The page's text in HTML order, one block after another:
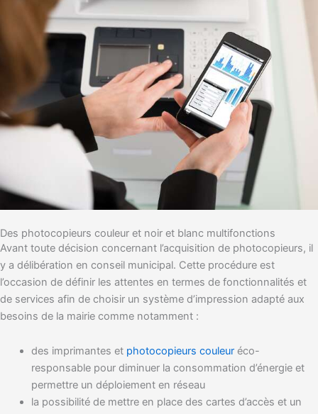
Des photocopieurs couleur et noir et blanc multifonctions
Avant toute décision concernant l’acquisition de photocopieurs, il
y a délibération en conseil municipal. Cette procédure est
l’occasion de définir les attentes en termes de fonctionnalités et
de services afin de choisir un système d’impression adapté aux
besoins de la mairie comme notamment :
des imprimantes et photocopieurs couleuréco-
responsable pour diminuer la consommation d’énergie et
permettre un déploiement en réseau
la possibilité de mettre en place des cartes d’accès et un